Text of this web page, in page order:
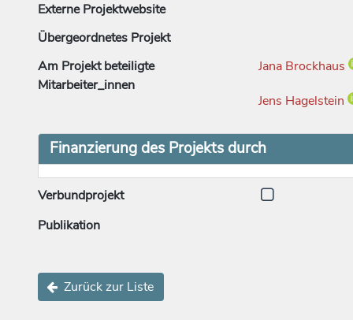
Externe Projektwebsite
Übergeordnetes Projekt
Am Projekt beteiligte
Mitarbeiter_innen
Jana Brockhaus
Jens Hagelstein
Finanzierung des Projekts durch
Verbundprojekt
Publikation
Zurück zur Liste